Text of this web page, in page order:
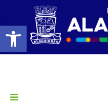
Barra de Ferramentas Aberta